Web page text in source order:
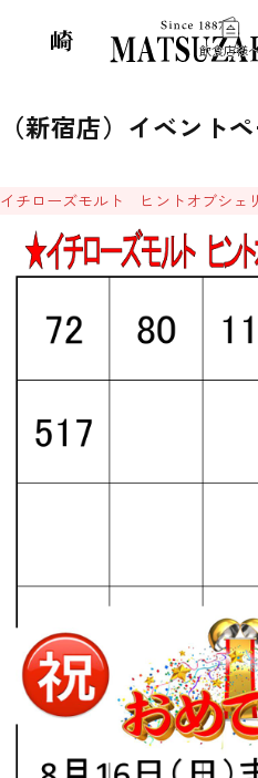
飲食店様
事業
事業
業
事業
概要
ザキの歴史
一覧
ザキ 中福本店
ザキ 新宿店
（新宿店）イベント
イチローズモルト ヒントオブシ